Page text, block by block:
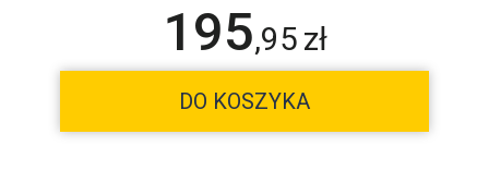
195,95 zł
DO KOSZYKA